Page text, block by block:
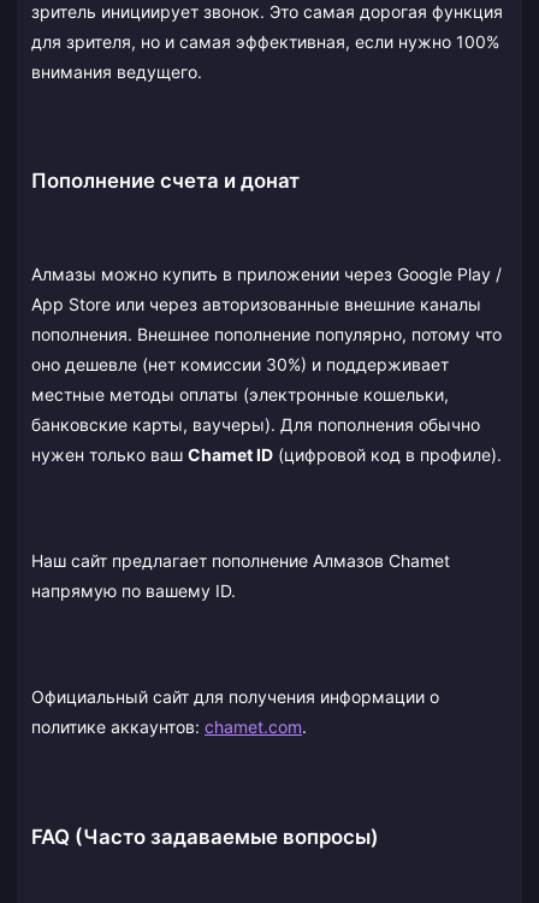
зритель инициирует звонок. Это самая дорогая функция
для зрителя, но и самая эффективная, если нужно 100%
внимания ведущего.
Пополнение счета и донат
Алмазы можно купить в приложении через Google Play /
App Store или через авторизованные внешние каналы
пополнения. Внешнее пополнение популярно, потому что
оно дешевле (нет комиссии 30%) и поддерживает
местные методы оплаты (электронные кошельки,
банковские карты, ваучеры). Для пополнения обычно
нужен только ваш Chamet ID (цифровой код в профиле).
Наш сайт предлагает пополнение Алмазов Chamet
напрямую по вашему ID.
Официальный сайт для получения информации о
политике аккаунтов: chamet.com.
FAQ (Часто задаваемые вопросы)